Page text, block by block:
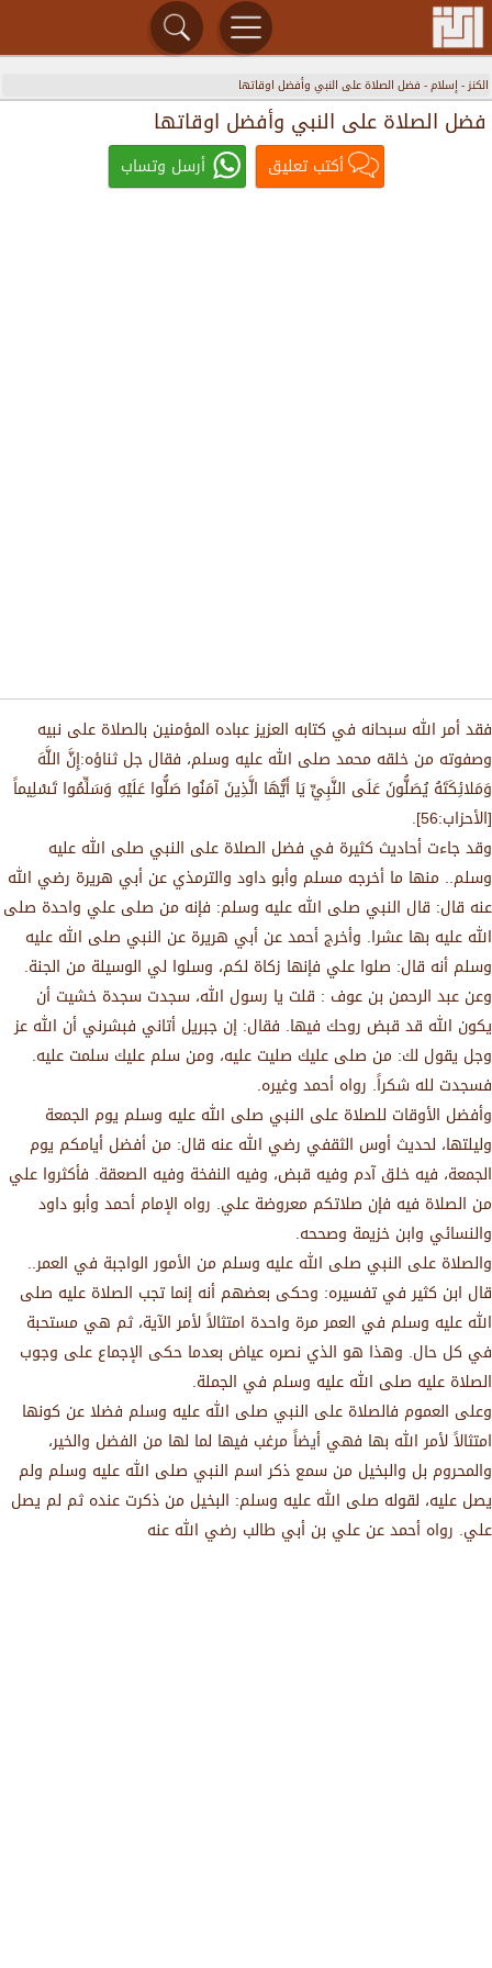
الكنز-إسلام- فضل الصلاة على النبي وأفضل اوقاتها
فضل الصلاة على النبي وأفضل اوقاتها
أكتب تعليق أرسل وتساب
فقد أمر الله سبحانه في كتابه العزيز عباده المؤمنين بالصلاة على نبيه
وصفوته من خلقه محمد صلى الله عليه وسلم، فقال جل ثناؤه:إِنَّ اللَّهَ
وَمَلائِكَتَهُ يُصَلُّونَ عَلَى النَّبِيِّ يَا أَيُّهَا الَّذِينَ آمَنُوا صَلُّوا عَلَيْهِ وَسَلِّمُوا تَسْلِيماً
[الأحزاب:56].
وقد جاءت أحاديث كثيرة في فضل الصلاة على النبي صلى الله عليه
وسلم.. منها ما أخرجه مسلم وأبو داود والترمذي عن أبي هريرة رضي الله
عنه قال: قال النبي صلى الله عليه وسلم: فإنه من صلى علي واحدة صلى
الله عليه بها عشرا. وأخرج أحمد عن أبي هريرة عن النبي صلى الله عليه
وسلم أنه قال: صلوا علي فإنها زكاة لكم، وسلوا لي الوسيلة من الجنة.
وعن عبد الرحمن بن عوف : قلت يا رسول الله، سجدت سجدة خشيت أن
يكون الله قد قبض روحك فيها. فقال: إن جبريل أتاني فبشرني أن الله عز
وجل يقول لك: من صلى عليك صليت عليه، ومن سلم عليك سلمت عليه.
فسجدت لله شكراً. رواه أحمد وغيره.
وأفضل الأوقات للصلاة على النبي صلى الله عليه وسلم يوم الجمعة
وليلتها، لحديث أوس الثقفي رضي الله عنه قال: من أفضل أيامكم يوم
الجمعة، فيه خلق آدم وفيه قبض، وفيه النفخة وفيه الصعقة. فأكثروا علي
من الصلاة فيه فإن صلاتكم معروضة علي. رواه الإمام أحمد وأبو داود
والنسائي وابن خزيمة وصححه.
والصلاة على النبي صلى الله عليه وسلم من الأمور الواجبة في العمر..
قال ابن كثير في تفسيره: وحكى بعضهم أنه إنما تجب الصلاة عليه صلى
الله عليه وسلم في العمر مرة واحدة امتثالاً لأمر الآية، ثم هي مستحبة
في كل حال. وهذا هو الذي نصره عياض بعدما حكى الإجماع على وجوب
الصلاة عليه صلى الله عليه وسلم في الجملة.
وعلى العموم فالصلاة على النبي صلى الله عليه وسلم فضلا عن كونها
امتثالاً لأمر الله بها فهي أيضاً مرغب فيها لما لها من الفضل والخير،
والمحروم بل والبخيل من سمع ذكر اسم النبي صلى الله عليه وسلم ولم
يصل عليه، لقوله صلى الله عليه وسلم: البخيل من ذكرت عنده ثم لم يصل
علي. رواه أحمد عن علي بن أبي طالب رضي الله عنه